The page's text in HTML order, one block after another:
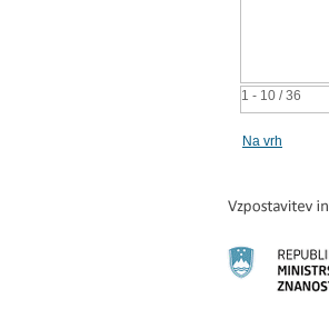
1 - 10 / 36
Na vrh